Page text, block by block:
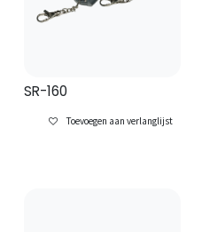
SR-160
Toevoegen aan verlanglijst